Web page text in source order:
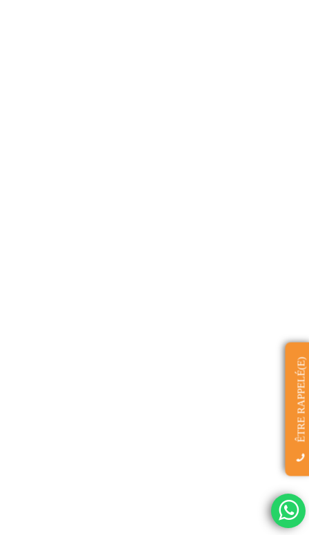
ÊTRE RAPPELÉ(E)